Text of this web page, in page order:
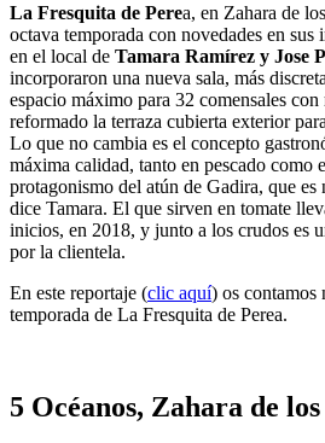
La Fresquita de Perea, en Zahara de
octava temporada con novedades en sus
en el local de Tamara Ramírez y Jose
incorporaron una nueva sala, más
espacio máximo para 32 comensales con
reformado la terraza cubierta exterior
Lo que no cambia es el concepto
máxima calidad, tanto en pescado como
protagonismo del atún de Gadira, que es
dice Tamara. El que sirven en tomate
inicios, en 2018, y junto a los crudos es
por la clientela.
En este reportaje (clic aquí) os contamos
temporada de La Fresquita de Perea.
5 Océanos, Zahara de